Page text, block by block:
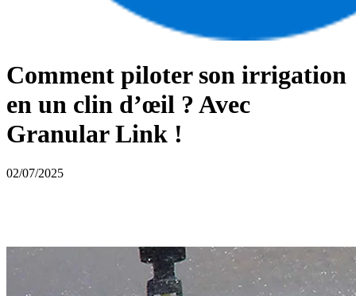
Comment piloter son irrigation
en un clin d’œil ? Avec
Granular Link !
02/07/2025